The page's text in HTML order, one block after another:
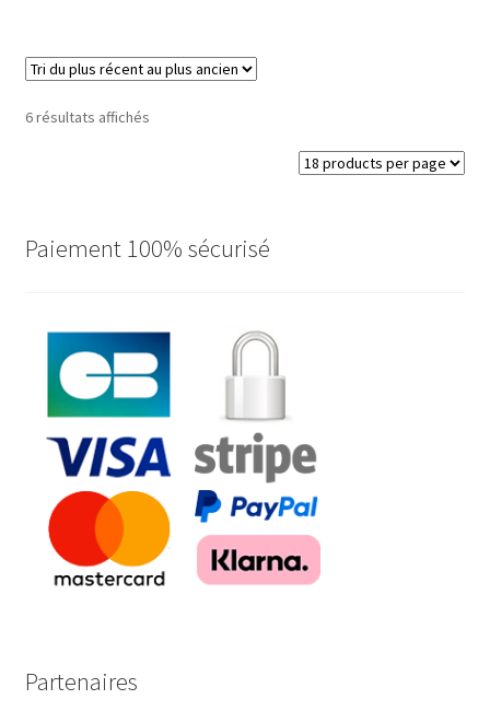
6 résultats affichésTrié
plus
ancien
Paiement 100% sécurisé
Partenaires